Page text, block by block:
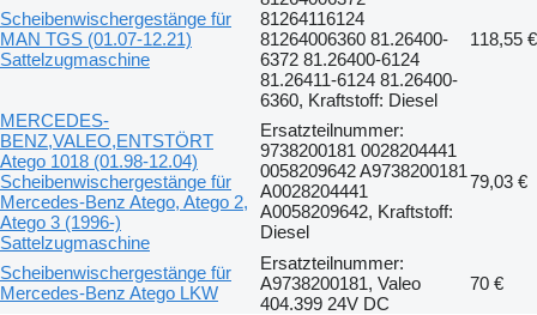
Scheibenwischergestänge für
MAN TGS (01.07-12.21)
Sattelzugmaschine
81264116124
81264006360 81.26400-
6372 81.26400-6124
81.26411-6124 81.26400-
6360, Kraftstoff: Diesel
118,55 €
MERCEDES-
BENZ,VALEO,ENTSTÖRT
Atego 1018 (01.98-12.04)
Scheibenwischergestänge für
Mercedes-Benz Atego, Atego 2,
Atego 3 (1996-)
Sattelzugmaschine
Ersatzteilnummer:
9738200181 0028204441
0058209642 A9738200181
A0028204441
A0058209642, Kraftstoff:
Diesel
79,03 €
Scheibenwischergestänge für
Mercedes-Benz Atego LKW
Ersatzteilnummer:
A9738200181, Valeo
404.399 24V DC
70 €